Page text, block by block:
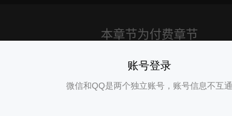
账号登录
微信和QQ是两个独立账号，账号信息不互通